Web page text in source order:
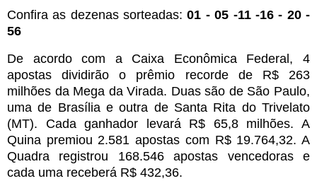
Confira as dezenas sorteadas:01 - 05 -11 -16 - 20-
56
De acordo com a Caixa Econômica Federal, 4
apostas dividirão o prêmio recorde de R$ 263
milhões da Mega da Virada. Duas são de São Paulo,
uma de Brasília e outra de Santa Rita do Trivelato
(MT). Cada ganhador levará R$ 65,8 milhões. A
Quina premiou 2.581 apostas com R$ 19.764,32. A
Quadra registrou 168.546 apostas vencedoras e
cada uma receberá R$ 432,36.